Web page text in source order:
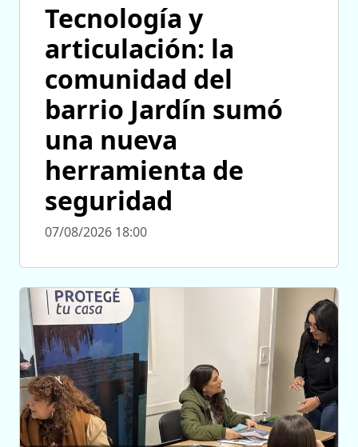
Tecnología y
articulación: la
comunidad del
barrio Jardín sumó
una nueva
herramienta de
seguridad
07/08/2026 18:00